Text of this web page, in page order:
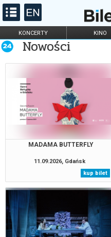
KONCERTY KINO
FILHARMONIA
DLA DZIECI
ONLINE
Nowości
MADAMA BUTTERFLY
11.09.2026, Gdańsk
kup bilet